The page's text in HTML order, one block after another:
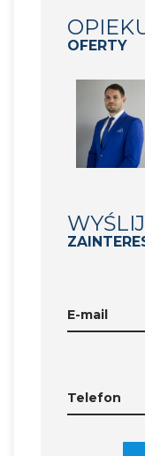
OFERTY
WYŚLIJ
E-mail
Telefon